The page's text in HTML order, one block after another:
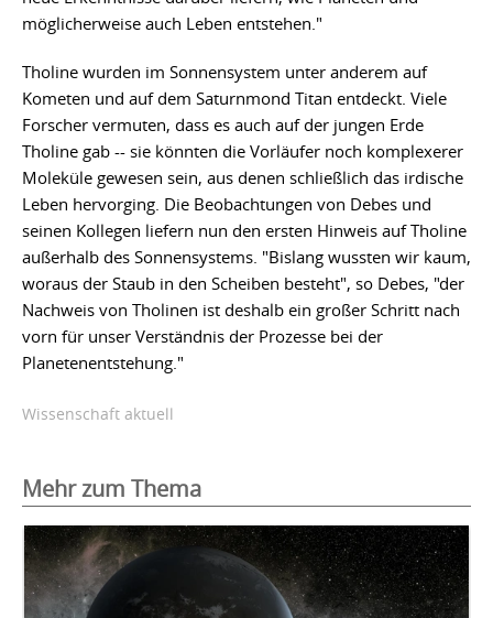
möglicherweise auch Leben entstehen."
Tholine wurden im Sonnensystem unter anderem auf
Kometen und auf dem Saturnmond Titan entdeckt. Viele
Forscher vermuten, dass es auch auf der jungen Erde
Tholine gab -- sie könnten die Vorläufer noch komplexerer
Moleküle gewesen sein, aus denen schließlich das irdische
Leben hervorging. Die Beobachtungen von Debes und
seinen Kollegen liefern nun den ersten Hinweis auf Tholine
außerhalb des Sonnensystems. "Bislang wussten wir kaum,
woraus der Staub in den Scheiben besteht", so Debes, "der
Nachweis von Tholinen ist deshalb ein großer Schritt nach
vorn für unser Verständnis der Prozesse bei der
Planetenentstehung."
Wissenschaft aktuell
Mehr zum Thema